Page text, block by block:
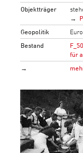
Objektträger
Geopolitik
Bestand
für
→